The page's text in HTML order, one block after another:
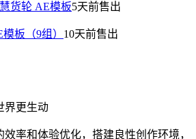
货轮 AE模板5天前售出
板（9组） 10天前售出
界更生动
率和体验优化，搭建良性创作环境，